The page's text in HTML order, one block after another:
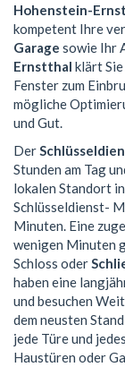
Hohenstein-
kompetent Ihre
Garage sowie Ihr
Ernstthal klärt
Fenster zum
mögliche
und Gut.
Der
Stunden am Tag
lokalen Standort in
Schlüsseldienst-
Minuten. Eine
wenigen Minuten
Schloss oder
haben eine
und besuchen
dem neusten
jede Türe und jedes
Haustüren oder